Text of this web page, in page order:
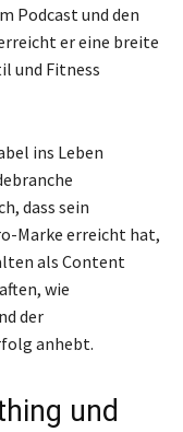
Podcast und den
er eine breite
und Fitness
ins Leben
dass sein
Marke erreicht hat,
als Content
wie
der
anhebt.
und